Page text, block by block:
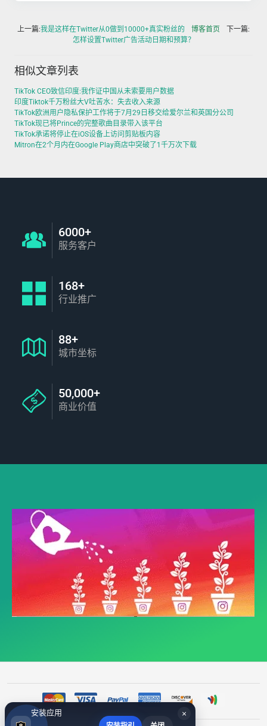
上一篇:我是这样在Twitter从0做到10000+真实粉丝的 博客首页
下一篇:
怎样设置Twitter广告活动日期和预算？
相似文章列表
TikTok CEO致信印度:我作证中国从未索要用户数据
印度Tiktok千万粉丝大V吐苦水：失去收入来源
TikTok欧洲用户隐私保护工作将于7月29日移交给爱尔兰和英国分公司
TikTok现已将Prince的完整歌曲目录带入该平台
TikTok承诺将停止在iOS设备上访问剪贴板内容
Mitron在2个月内在Google Play商店中突破了1千万次下载
6000+
服务客户
168+
行业推广
88+
城市坐标
50,000+
商业价值
×
安装应用